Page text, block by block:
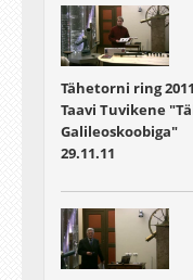
Tähetorni ring 2011
Taavi Tuvikene
Galileoskoobiga"
29.11.11